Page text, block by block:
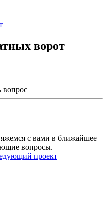
ворот
вопрос
с вами в ближайшее
вопросы.
проект